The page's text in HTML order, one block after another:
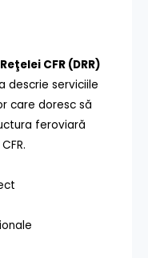
CFR (DRR)
descrie serviciile
care doresc să
feroviară